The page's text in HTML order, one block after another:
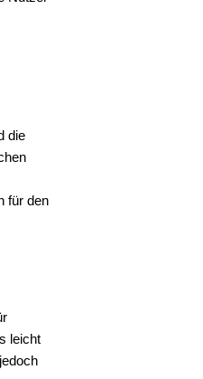
die
für den
leicht